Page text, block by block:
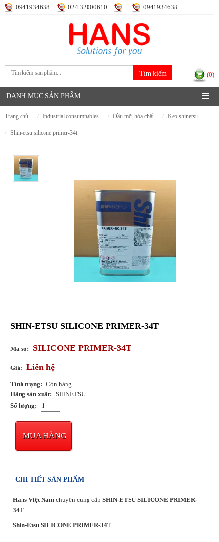
0941934638 024.32000610 0941934638
(0)
DANH MỤC SẢN PHẨM
trang chủ industrial consumnables dầu mỡ, hóa chất keo shinetsu
shin-etsu silicone primer-34t
SHIN-ETSU SILICONE PRIMER-34T
Mã số: SILICONE PRIMER-34T
Giá: Liên hệ
Tình trạng:
Còn hàng
Hãng sản xuất:
SHINETSU
Số lượng:
MUA HÀNG
CHI TIẾT SẢN PHẨM
Hans Việt Nam chuyên cung cấp SHIN-ETSU SILICONE PRIMER-
34T
Shin-Etsu SILICONE PRIMER-34T